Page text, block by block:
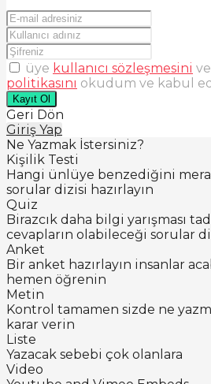
üye kullanıcı sözleşmesini
politikasını okudum ve kabul
Kayıt Ol
Geri Dön
Giriş Yap
Ne Yazmak İstersiniz?
Kişilik Testi
Hangi ünlüye benzediğini
sorular dizisi hazırlayın
Quiz
Birazcık daha bilgi yarışması
cevapların olabileceği sorular
Anket
Bir anket hazırlayın insanlar
hemen öğrenin
Metin
Kontrol tamamen sizde ne
karar verin
Liste
Yazacak sebebi çok olanlara
Video